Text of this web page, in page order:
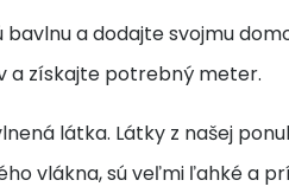
a dodajte svojmu
a získajte potrebný meter.
látka. Látky z našej
vlákna, sú veľmi ľahké a